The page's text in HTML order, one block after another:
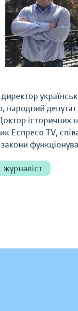
народний
історичних
Еспресо TV,
журналіст